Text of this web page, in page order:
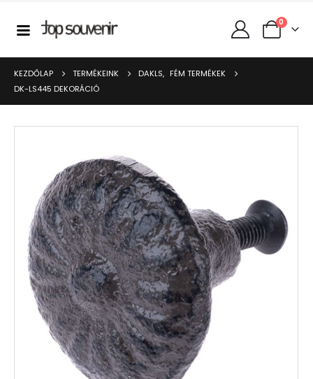
0
KEZDŐLAP TERMÉKEINK DAKLS, FÉM TERMÉKEK
DK-LS445 DEKORÁCIÓ